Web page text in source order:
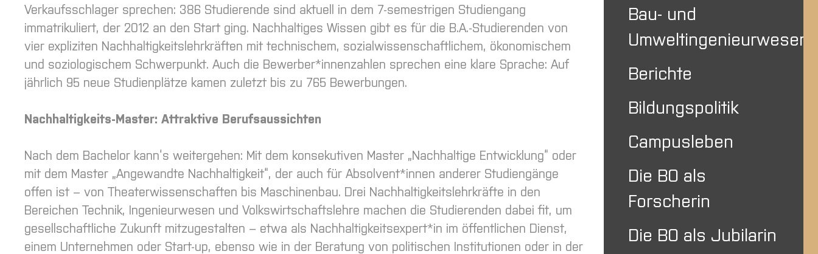
Verkaufsschlager sprechen: 386 Studierende sind aktuell in dem 7-semestrigen Studiengang
immatrikuliert, der 2012 an den Start ging. Nachhaltiges Wissen gibt es für die B.A.-Studierenden von
vier expliziten Nachhaltigkeitslehrkräften mit technischem, sozialwissenschaftlichem, ökonomischem
und soziologischem Schwerpunkt. Auch die Bewerber*innenzahlen sprechen eine klare Sprache: Auf
jährlich 95 neue Studienplätze kamen zuletzt bis zu 765 Bewerbungen.
Nachhaltigkeits-Master: Attraktive Berufsaussichten
Nach dem Bachelor kann‘s weitergehen: Mit dem konsekutiven Master „Nachhaltige Entwicklung“ oder
mit dem Master „Angewandte Nachhaltigkeit“, der auch für Absolvent*innen anderer Studiengänge
offen ist – von Theaterwissenschaften bis Maschinenbau. Drei Nachhaltigkeitslehrkräfte in den
Bereichen Technik, Ingenieurwesen und Volkswirtschaftslehre machen die Studierenden dabei fit, um
gesellschaftliche Zukunft mitzugestalten – etwa als Nachhaltigkeitsexpert*in im öffentlichen Dienst,
einem Unternehmen oder Start-up, ebenso wie in der Beratung von politischen Institutionen oder in der
Bau- und
Umweltingenieurwesen
Berichte
Bildungspolitik
Campusleben
Die BO als
Forscherin
Die BO als Jubilarin